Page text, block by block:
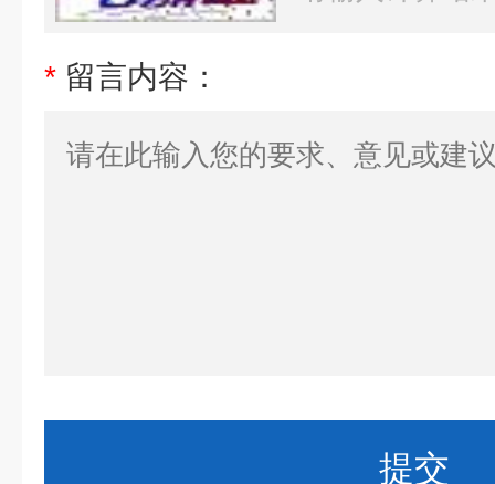
* 留言内容：